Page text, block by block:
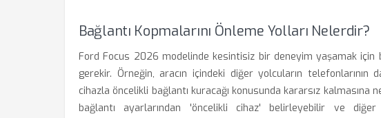
Bağlantı Kopmalarını Önleme Yolları Nelerdir?
Ford Focus 2026 modelinde kesintisiz bir deneyim yaşamak için
gerekir. Örneğin, aracın içindeki diğer yolcuların telefonlarının
cihazla öncelikli bağlantı kuracağı konusunda kararsız kalmasına
bağlantı ayarlarından 'öncelikli cihaz' belirleyebilir ve